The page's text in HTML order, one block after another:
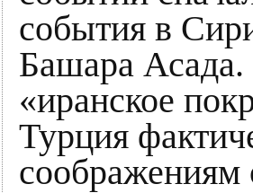
события в
Башара Асада.
«иранское
Турция
соображениям